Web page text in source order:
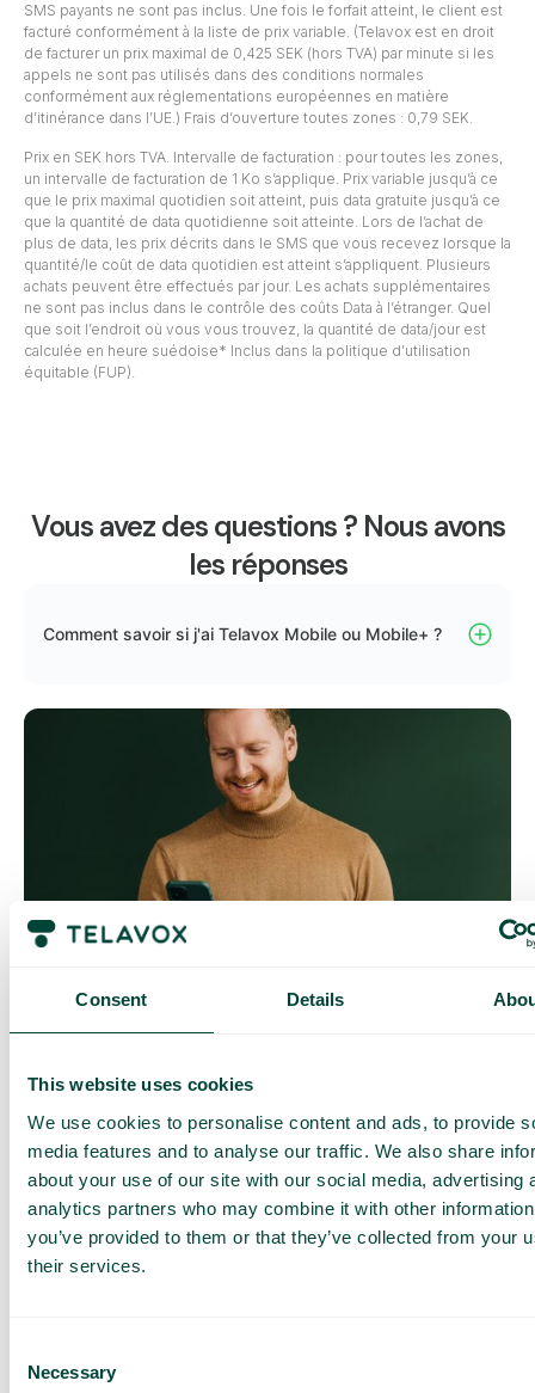
Consent Details
This website uses cookies
We use cookies to personalise content and ads, to provide
media features and to analyse our traffic. We also share
about your use of our site with our social media, advertising
analytics partners who may combine it with other
you’ve provided to them or that they’ve collected from your
their services.
Selection
Necessary
SMS payants ne sont pas inclus. Une fois le forfait atteint, le client est
facturé conformément à la liste de prix variable. (Telavox est en droit
de facturer un prix maximal de 0,425 SEK (hors TVA) par minute si les
appels ne sont pas utilisés dans des conditions normales
conformément aux réglementations européennes en matière
d’itinérance dans l’UE.) Frais d’ouverture toutes zones : 0,79 SEK.
Prix en SEK hors TVA. Intervalle de facturation : pour toutes les zones,
un intervalle de facturation de 1 Ko s’applique. Prix variable jusqu’à ce
que le prix maximal quotidien soit atteint, puis data gratuite jusqu’à ce
que la quantité de data quotidienne soit atteinte. Lors de l’achat de
plus de data, les prix décrits dans le SMS que vous recevez lorsque la
quantité/le coût de data quotidien est atteint s’appliquent. Plusieurs
achats peuvent être effectués par jour. Les achats supplémentaires
ne sont pas inclus dans le contrôle des coûts Data à l’étranger. Quel
que soit l’endroit où vous vous trouvez, la quantité de data/jour est
calculée en heure suédoise* Inclus dans la politique d’utilisation
équitable (FUP).
Vous avez des questions ? Nous avons
les réponses
Comment savoir si j'ai Telavox Mobile ou Mobile+ ?
Contrôle quotidien des coûts
mieux contrôler vos coûts quotidiens lorsque vous surfez en
dehors de l’UE/EEE.
cette quantité de data, vous recevez un SMS et avez la
possibilité d’acheter plus de data si nécessaire.
Comment ça marche
Questions et réponses fréquentes